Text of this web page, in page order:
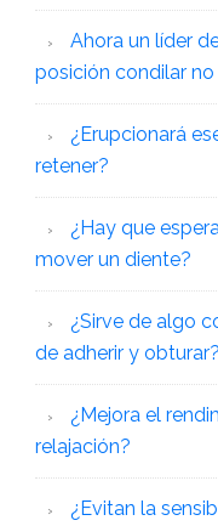
Ahora un líder
posición condilar
¿Erupcionará
retener?
¿Hay que
mover un diente?
¿Sirve de algo
de adherir y obturar?
¿Mejora el
relajación?
¿Evitan la